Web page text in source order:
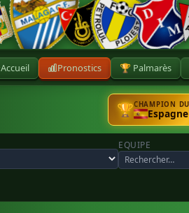
Accueil Pronostics 🏆 Palmarès
🏆CHAMPION
Espagne
EQUIPE